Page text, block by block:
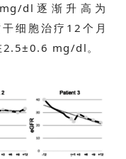
dl逐渐升高为
细胞治疗12个月
2.5±0.6 mg/dl。